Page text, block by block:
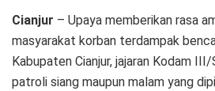
Cianjur – Upaya memberikan rasa
masyarakat korban terdampak
Kabupaten Cianjur, jajaran Kodam
patroli siang maupun malam yang